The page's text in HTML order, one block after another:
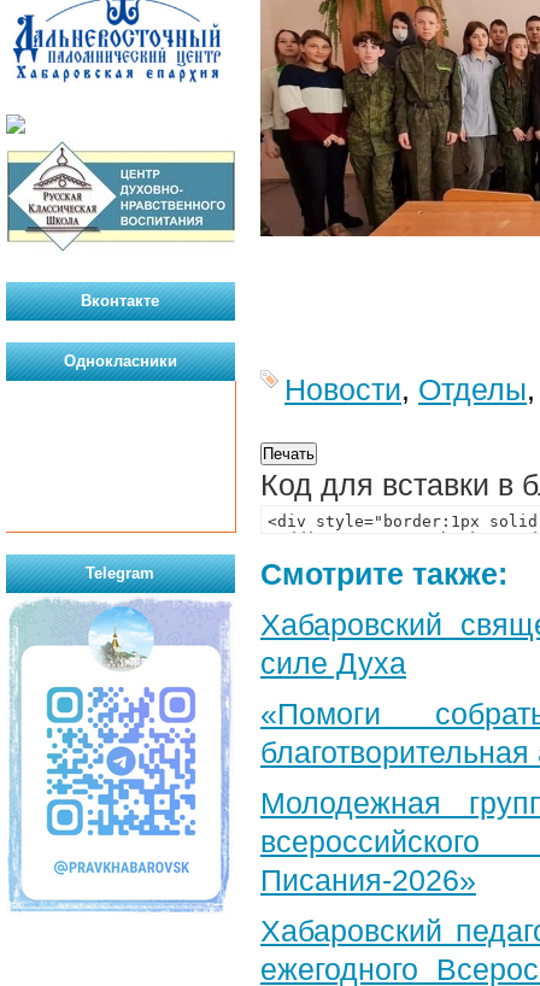
Новости, Отделы
Код для вставки в
Смотрите также:
Хабаровский
силе Духа
«Помоги
Молодежная
Писания-2026»
Хабаровский
ежегодного
Вконтакте
Однокласники
Telegram